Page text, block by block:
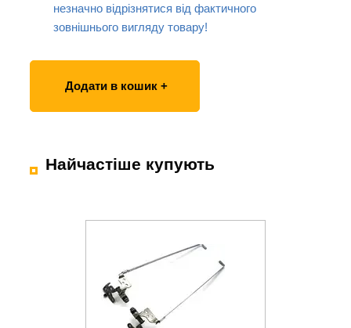
незначно відрізнятися від фактичного
зовнішнього вигляду товару!
Додати в кошик +
Найчастіше купують